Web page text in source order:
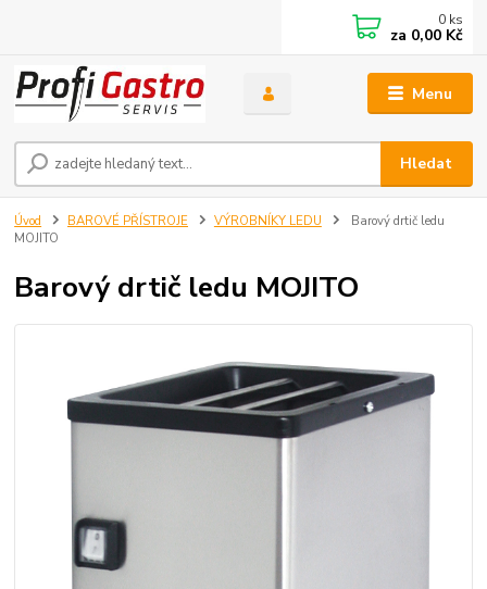
Menu
Hledat
0 ks
za 0,00 Kč
Úvod BAROVÉ PŘÍSTROJE VÝROBNÍKY LEDU
Barový drtič ledu
MOJITO
Barový drtič ledu MOJITO